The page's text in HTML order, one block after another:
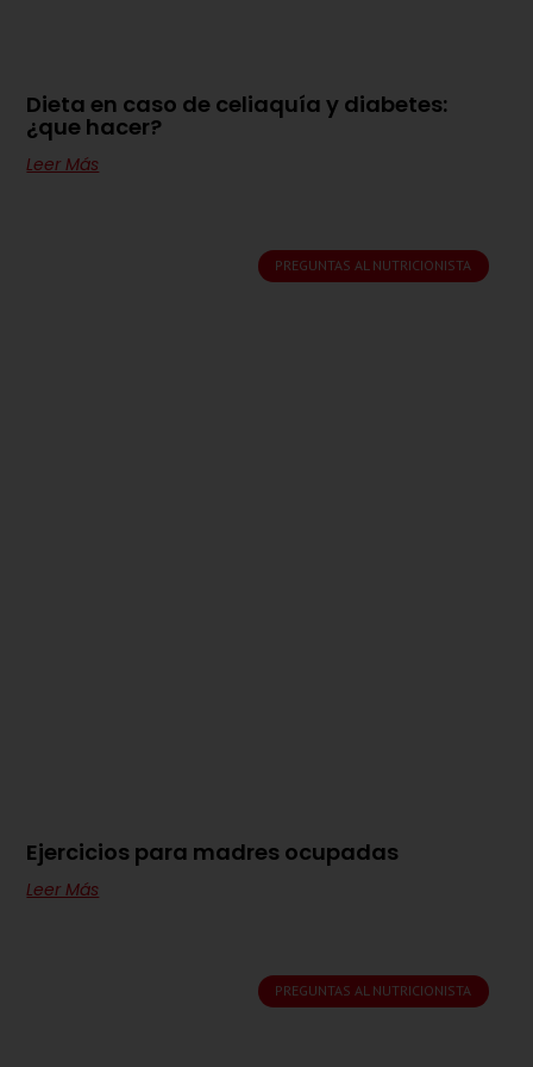
Dieta en caso de celiaquía y diabetes:
¿que hacer?
Leer Más
PREGUNTAS AL NUTRICIONISTA
Ejercicios para madres ocupadas
Leer Más
PREGUNTAS AL NUTRICIONISTA